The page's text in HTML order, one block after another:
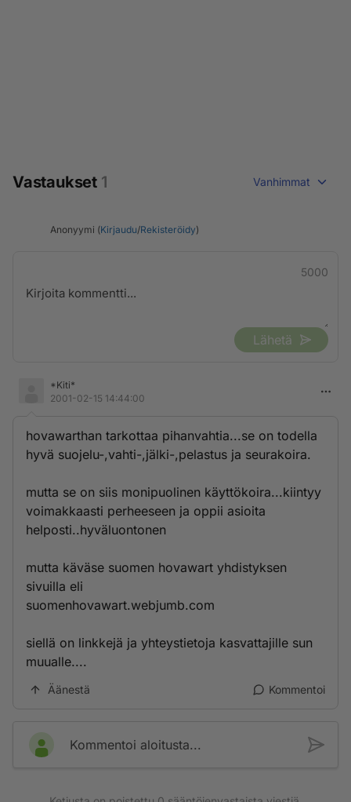
Vastaukset 1 Vanhimmat
Anonyymi (Kirjaudu/Rekisteröidy)
5000
Lähetä
*Kiti*
2001-02-15 14:44:00
hovawarthan tarkottaa pihanvahtia...se on todella
hyvä suojelu-,vahti-,jälki-,pelastus ja seurakoira.
mutta se on siis monipuolinen käyttökoira...kiintyy
voimakkaasti perheeseen ja oppii asioita
helposti..hyväluontonen
mutta käväse suomen hovawart yhdistyksen
sivuilla eli
suomenhovawart.webjumb.com
siellä on linkkejä ja yhteystietoja kasvattajille sun
muualle....
Äänestä Kommentoi
Kommentoi aloitusta...